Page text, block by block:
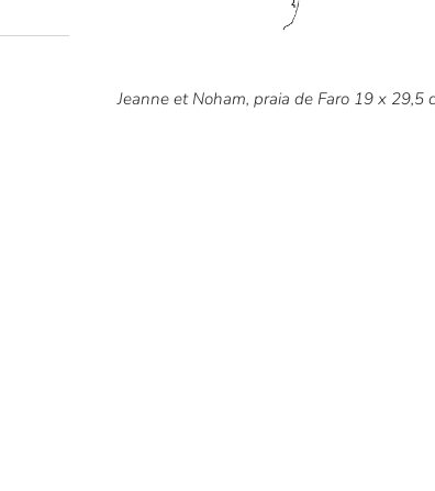
Jeanne et Noham, praia de Faro 19 x